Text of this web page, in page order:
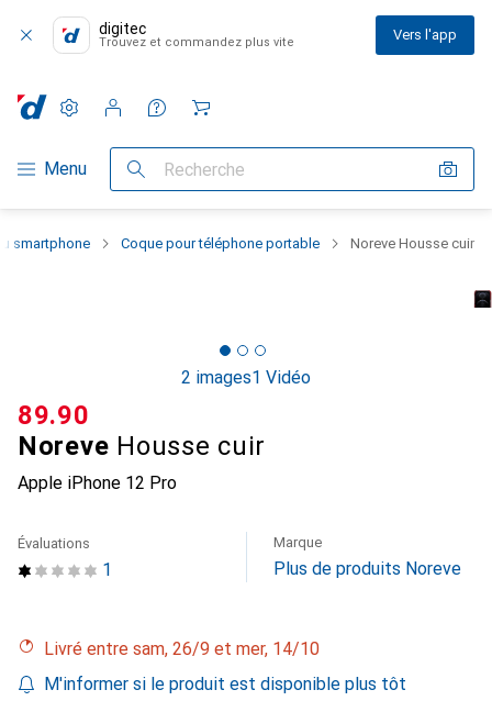
digitec
Trouvez et commandez plus vite Vers l'app
Navigation par catégorie
Menu Recherche
Paramètres
Compte client
Listes de comparaison
Listes d'envies
Panier
smartphone Coque pour téléphone portable Noreve Housse cuir
2 images1 Vidéo
Noreve Housse cuir
Apple iPhone 12 Pro
CHF
89.90
1
Évaluations Marque
Plus de produits Noreve
Livré entre sam, 26/9 et mer, 14/10
M'informer si le produit est disponible plus tôt